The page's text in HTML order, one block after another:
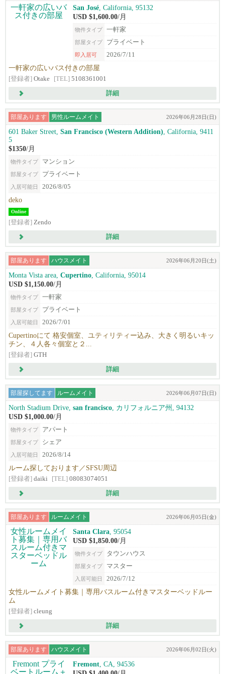
San José , California, 95132
USD $1,600.00/月
物件タイプ 一軒家
部屋タイプ プライベート
即入居可 2026/7/11
一軒家の広いバス付きの部屋
[登録者] Otake [TEL] 5108361001
詳細
部屋あります 男性ルームメイト 2026年06月28日(日)
601 Baker Street, San Francisco (Western Addition) , California, 9411
5
$1350/月
物件タイプ マンション
部屋タイプ プライベート
入居可能日 2026/8/05
deko
Online
[登録者] Zendo
詳細
部屋あります ハウスメイト 2026年06月20日(土)
Monta Vista area, Cupertino , California, 95014
USD $1,150.00/月
物件タイプ 一軒家
部屋タイプ プライベート
入居可能日 2026/7/01
Cupertinoにて 格安個室、ユティリティー込み、大きく明るいキッ
チン、４人各々個室と２...
[登録者] GTH
詳細
部屋探してます ルームメイト 2026年06月07日(日)
North Stadium Drive, san francisco , カリフォルニア州, 94132
USD $1,000.00/月
物件タイプ アパート
部屋タイプ シェア
入居可能日 2026/8/14
ルーム探しております／SFSU周辺
[登録者] daiki [TEL] 08083074051
詳細
部屋あります ルームメイト 2026年06月05日(金)
Santa Clara , 95054
USD $1,850.00/月
物件タイプ タウンハウス
部屋タイプ マスター
入居可能日 2026/7/12
女性ルームメイト募集｜専用バスルーム付きマスターベッドルー
ム
[登録者] cleung
詳細
部屋あります ハウスメイト 2026年06月02日(火)
Fremont , CA, 94536